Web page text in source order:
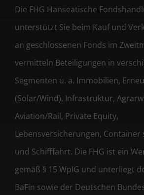
Die FHG Hanseatische
unterstützt Sie beim Kauf und
an geschlossenen Fonds im
vermitteln Beteiligungen in
Segmenten u. a. Immobilien,
(Solar/Wind), Infrastruktur,
Aviation/Rail, Private Equity,
Lebensversicherungen,
und Schifffahrt. Die FHG ist ein
gemäß § 15 WpIG und unterliegt
BaFin sowie der Deutschen